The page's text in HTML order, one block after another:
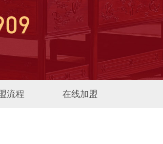
流程 在线加盟